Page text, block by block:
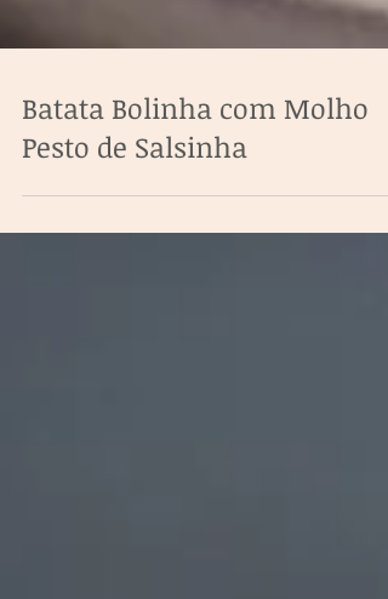
Batata Bolinha com Molho
Pesto de Salsinha